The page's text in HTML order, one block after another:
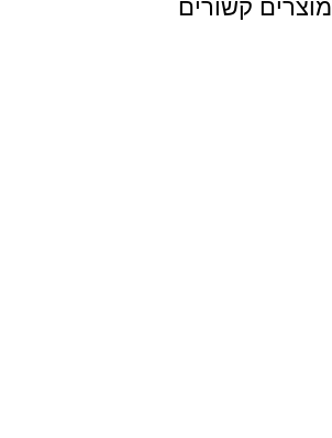
מוצרים קשורים